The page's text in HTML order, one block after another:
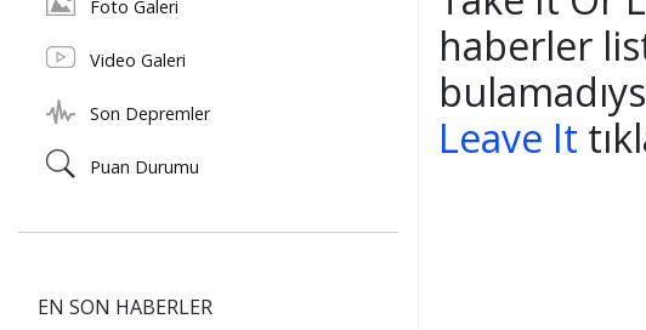
haberler
Leave It
Foto Galeri
Video Galeri
Son Depremler
Puan Durumu
EN SON HABERLER